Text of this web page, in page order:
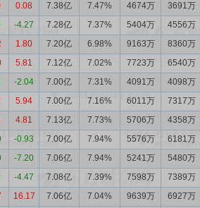
0.08 7.38亿 7.47% 4674万 3691万
-4.27 7.28亿 7.37% 5404万 4556万
1.80 7.20亿 6.98% 9163万 8360万
5.81 7.12亿 7.02% 7723万 6540万
-2.04 7.00亿 7.31% 4091万 4098万
5.94 7.00亿 7.16% 6011万 7317万
4.81 7.13亿 7.73% 5706万 4358万
-0.93 7.00亿 7.94% 5576万 6181万
-7.20 7.06亿 7.94% 5241万 5480万
-4.47 7.08亿 7.39% 7598万 7389万
16.17 7.06亿 7.04% 9639万 6927万